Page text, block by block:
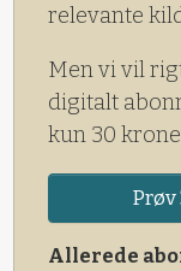
relevante
Men vi vil
digitalt
kun 30
Prøv
Allerede